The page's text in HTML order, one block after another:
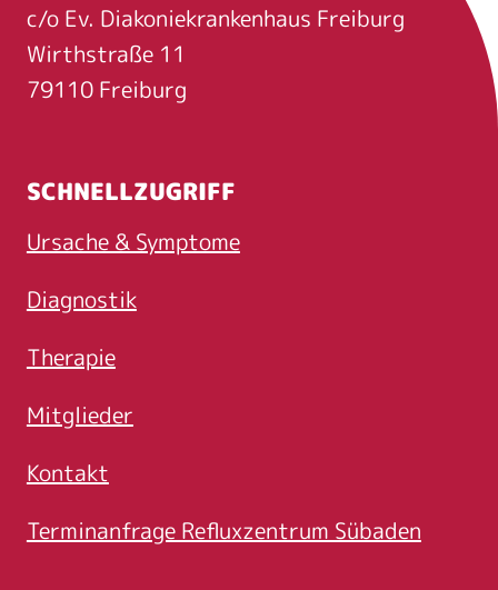
c/o Ev. Diakoniekrankenhaus Freiburg
Wirthstraße 11
79110 Freiburg
SCHNELLZUGRIFF
Ursache & Symptome
Diagnostik
Therapie
Mitglieder
Kontakt
Terminanfrage Refluxzentrum Sübaden